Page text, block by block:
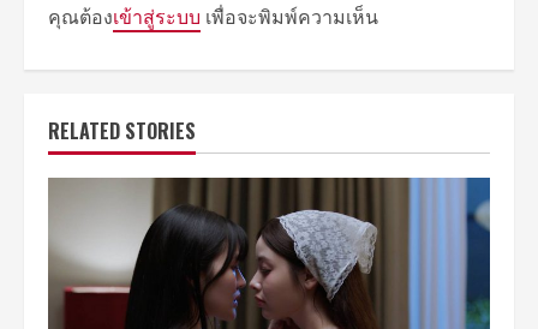
คุณต้องเข้าสู่ระบบ เพื่อจะพิมพ์ความเห็น
RELATED STORIES